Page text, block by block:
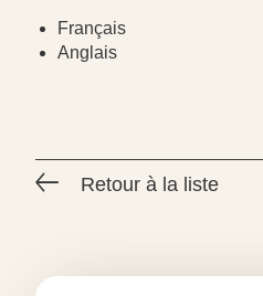
Français
Anglais
Retour à la liste